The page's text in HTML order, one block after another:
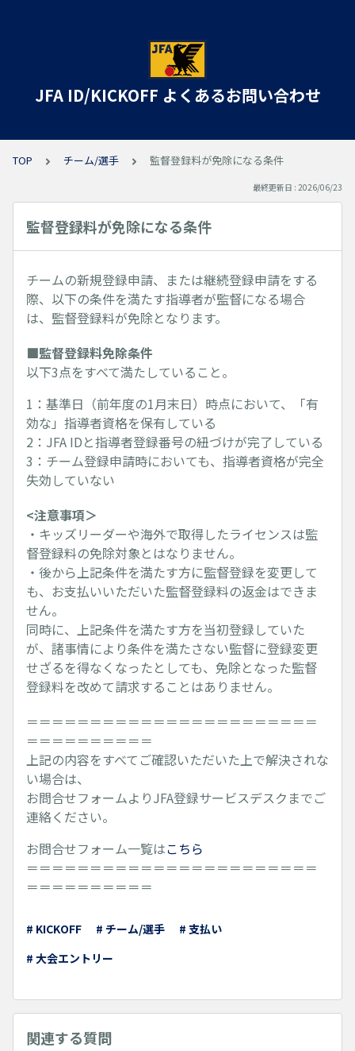
JFA ID/KICKOFF よくあるお問い合わせ
TOP チーム/選手 監督登録料が免除になる条件
最終更新日 : 2026/06/23
監督登録料が免除になる条件
チームの新規登録申請、または継続登録申請をする
際、以下の条件を満たす指導者が監督になる場合
は、監督登録料が免除となります。
■監督登録料免除条件
以下3点をすべて満たしていること。
1：基準日（前年度の1月末日）時点において、「有
効な」指導者資格を保有している
2：JFA IDと指導者登録番号の紐づけが完了している
3：チーム登録申請時においても、指導者資格が完全
失効していない
<注意事項＞
・キッズリーダーや海外で取得したライセンスは監
督登録料の免除対象とはなりません。
・後から上記条件を満たす方に監督登録を変更して
も、お支払いいただいた監督登録料の返金はできま
せん。
同時に、上記条件を満たす方を当初登録していた
が、諸事情により条件を満たさない監督に登録変更
せざるを得なくなったとしても、免除となった監督
登録料を改めて請求することはありません。
＝＝＝＝＝＝＝＝＝＝＝＝＝＝＝＝＝＝＝＝＝＝＝
＝＝＝＝＝＝＝＝＝＝
上記の内容をすべてご確認いただいた上で解決されな
い場合は、
お問合せフォームよりJFA登録サービスデスクまでご
連絡ください。
お問合せフォーム一覧はこちら
＝＝＝＝＝＝＝＝＝＝＝＝＝＝＝＝＝＝＝＝＝＝＝
＝＝＝＝＝＝＝＝＝＝
# KICKOFF # チーム/選手
# 支払い
# 大会エントリー
関連する質問